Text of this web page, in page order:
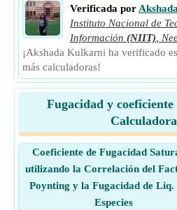
Verificada por
Instituto Nacional de
Información (NIIT)
¡Akshada Kulkarni ha verificado
más calculadoras!
Fugacidad y
Coeficiente de Fugacidad
utilizando la Correlación del
Poynting y la Fugacidad de Liq.
Especies